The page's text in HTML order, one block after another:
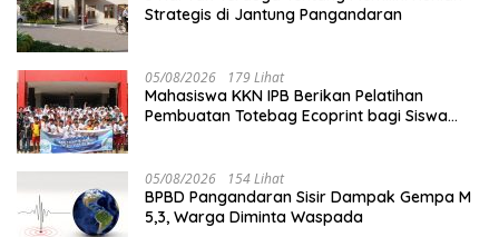
Strategis di Jantung Pangandaran
05/08/2026 179 Lihat
Mahasiswa KKN IPB Berikan Pelatihan
Pembuatan Totebag Ecoprint bagi Siswa
05/08/2026 154 Lihat
BPBD Pangandaran Sisir Dampak Gempa M
5,3, Warga Diminta Waspada